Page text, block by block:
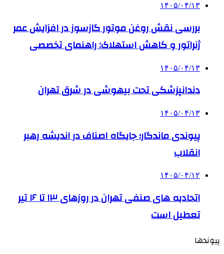
۱۴۰۵/۰۴/۱۳
بررسی نقش روغن موتور گازسوز در افزایش عمر
ژنراتور و کاهش استهلاک: راهنمای تخصصی
۱۴۰۵/۰۴/۱۳
دندانپزشکی تحت بیهوشی در شرق تهران
۱۴۰۵/۰۴/۱۳
پیوندی ماندگار؛ جایگاه اصناف در اندیشه رهبر
انقلاب
۱۴۰۵/۰۴/۱۲
اتحادیه های صنفی تهران در روزهای ۱۳ تا ۱۶ تیر
تعطیل است
پیوندها